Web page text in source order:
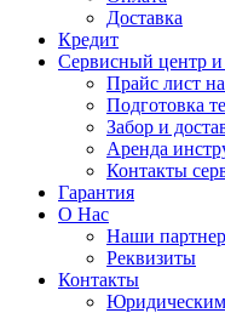
Доставка
Кредит
Сервисный центр и
Прайс лист
Подготовка
Забор и
Аренда
Контакты
Гарантия
О Нас
Наши
Реквизиты
Контакты